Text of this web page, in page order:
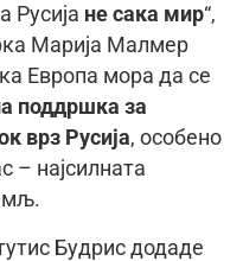
Русија не сака мир“,
Марија Малмер
Европа мора да се
поддршка за
врз Русија, особено
– најсилната
Будрис додаде